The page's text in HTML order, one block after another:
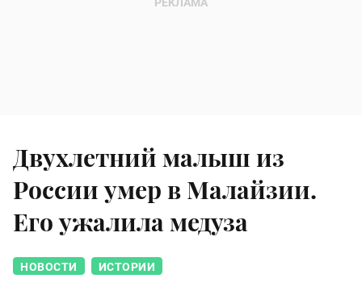
Двухлетний малыш из
России умер в Малайзии.
Его ужалила медуза
НОВОСТИ ИСТОРИИ